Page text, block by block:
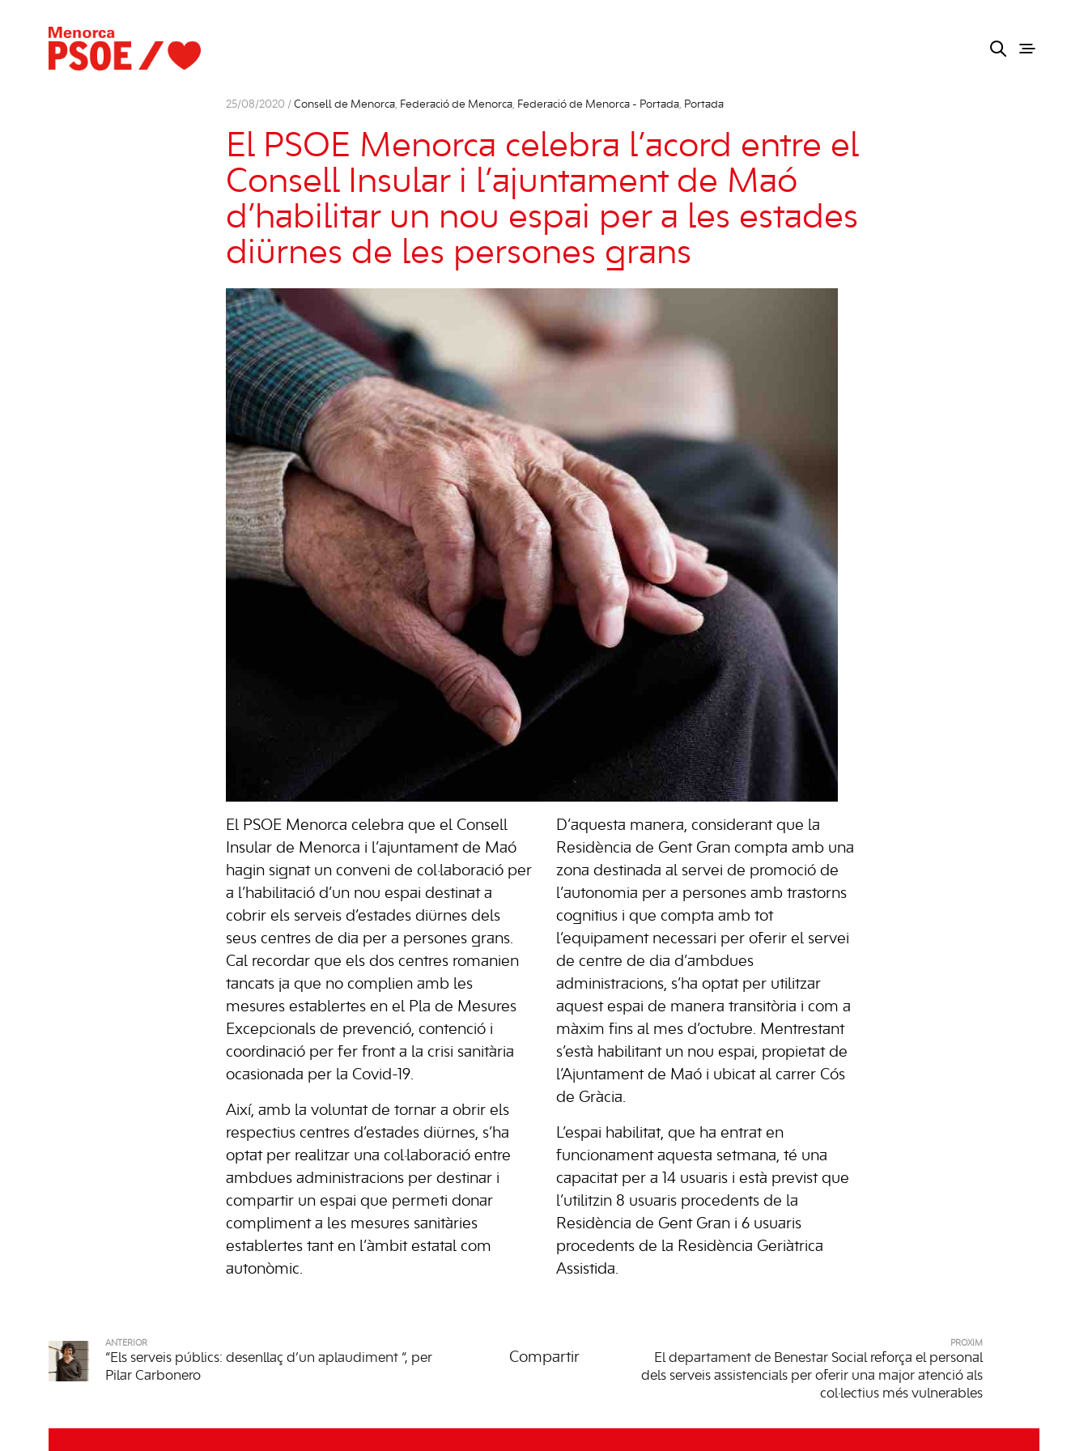
25/08/2020 / Consell de Menorca, Federació de Menorca, Federació de Menorca - Portada, Portada
El PSOE Menorca celebra l’acord entre el
Consell Insular i l’ajuntament de Maó
d’habilitar un nou espai per a les estades
diürnes de les persones grans
El PSOE Menorca celebra que el Consell
Insular de Menorca i l’ajuntament de Maó
hagin signat un conveni de col·laboració per
a l’habilitació d’un nou espai destinat a
cobrir els serveis d’estades diürnes dels
seus centres de dia per a persones grans.
Cal recordar que els dos centres romanien
tancats ja que no complien amb les
mesures establertes en el Pla de Mesures
Excepcionals de prevenció, contenció i
coordinació per fer front a la crisi sanitària
ocasionada per la Covid-19.
Així, amb la voluntat de tornar a obrir els
respectius centres d’estades diürnes, s’ha
optat per realitzar una col·laboració entre
ambdues administracions per destinar i
compartir un espai que permeti donar
compliment a les mesures sanitàries
establertes tant en l’àmbit estatal com
autonòmic.
D’aquesta manera, considerant que la
Residència de Gent Gran compta amb una
zona destinada al servei de promoció de
l’autonomia per a persones amb trastorns
cognitius i que compta amb tot
l’equipament necessari per oferir el servei
de centre de dia d’ambdues
administracions, s’ha optat per utilitzar
aquest espai de manera transitòria i com a
màxim fins al mes d’octubre. Mentrestant
s’està habilitant un nou espai, propietat de
l’Ajuntament de Maó i ubicat al carrer Cós
de Gràcia.
L’espai habilitat, que ha entrat en
funcionament aquesta setmana, té una
capacitat per a 14 usuaris i està previst que
l’utilitzin 8 usuaris procedents de la
Residència de Gent Gran i 6 usuaris
procedents de la Residència Geriàtrica
Assistida.
ANTERIOR
“Els serveis públics: desenllaç d’un aplaudiment “, per
Pilar Carbonero
Compartir
PRÒXIM
El departament de Benestar Social reforça el personal
dels serveis assistencials per oferir una major atenció als
col·lectius més vulnerables